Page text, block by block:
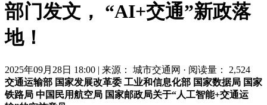
部门发文， “AI+交通”新政落
地！
2025年09月28日 18:00 | 来源： 城市交通网 · 阅读量： 2,524
交通运输部 国家发展改革委 工业和信息化部 国家数据局 国家
铁路局 中国民用航空局 国家邮政局关于“人工智能+交通运